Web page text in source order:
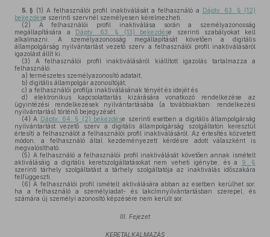
5. § (1) A felhasználói profil inaktiválását a felhasználó a Dáptv. 63. § (12)
bekezdése szerinti szervnél személyesen kérelmezheti.
(2) A felhasználói profil inaktiválása során a személyazonosság
megállapítására a Dáptv. 63. § (13) bekezdése szerinti szabályokat kell
alkalmazni. A személyazonosság megállapítását követően a digitális
állampolgárság nyilvántartást vezető szerv a felhasználói profil inaktiválásáról
igazolást állít ki.
(3) A felhasználói profil inaktiválásáról kiállított igazolás tartalmazza a
felhasználó
a) természetes személyazonosító adatait,
b) digitális állampolgár azonosítóját,
c) a felhasználói profilja inaktiválásának tényét és idejét és
d) elektronikus kapcsolattartás kizárására vonatkozó rendelkezése az
ügyintézési rendelkezések nyilvántartásába (a továbbiakban: rendelkezési
nyilvántartás) történő bejegyzését.
(4) A Dáptv. 64. § (2) bekezdése szerinti esetben a digitális állampolgárság
nyilvántartást vezető szerv a digitális állampolgárság szolgáltatón keresztül
értesíti a felhasználót a felhasználói profil inaktiválásáról. Az értesítés közvetett
módon, a felhasználó által kezdeményezett kérdésre adott válaszként is
megvalósítható.
(5) A felhasználó a felhasználói profil inaktiválását követően annak ismételt
aktiválásáig a digitális keretszolgáltatásokat nem veheti igénybe, és a
9. §
szerinti tárhely szolgáltatást a tárhely szolgáltatója az inaktiválás időszakára
felfüggeszti.
(6) A felhasználói profil ismételt aktiválására abban az esetben kerülhet sor,
ha a felhasználó a személyiadat- és lakcímnyilvántartásban szerepel, és
számára új személyi azonosító képzésére nem került sor.
III. Fejezet
KERETALKALMAZÁS